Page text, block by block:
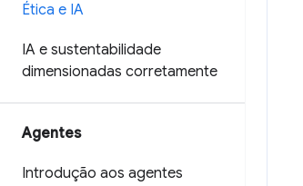
Ética e IA
IA e sustentabilidade
dimensionadas corretamente
Agentes
Introdução aos agentes